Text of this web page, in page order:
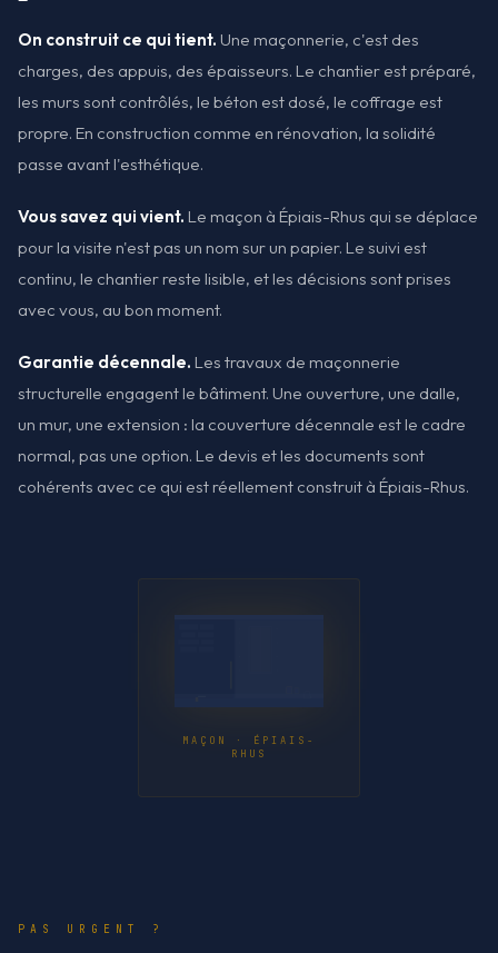
On construit ce qui tient. Une maçonnerie, c'est des
charges, des appuis, des épaisseurs. Le chantier est préparé,
les murs sont contrôlés, le béton est dosé, le coffrage est
propre. En construction comme en rénovation, la solidité
passe avant l'esthétique.
Vous savez qui vient. Le maçon à Épiais-Rhus qui se déplace
pour la visite n'est pas un nom sur un papier. Le suivi est
continu, le chantier reste lisible, et les décisions sont prises
avec vous, au bon moment.
Garantie décennale. Les travaux de maçonnerie
structurelle engagent le bâtiment. Une ouverture, une dalle,
un mur, une extension : la couverture décennale est le cadre
normal, pas une option. Le devis et les documents sont
cohérents avec ce qui est réellement construit à Épiais-Rhus.
MAÇON · ÉPIAIS-
RHUS
PAS URGENT ?